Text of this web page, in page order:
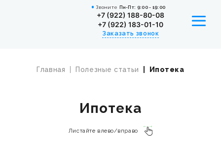
Звоните Пн-Пт: 9:00 - 19:00
+7 (922) 188-80-08
+7 (922) 183-01-10
Заказать звонок
УСЛУГИ
Главная Полезные статьи Ипотека
Ипотека
Листайте влево/вправо